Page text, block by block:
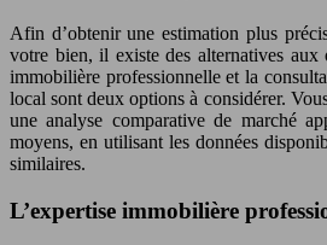
Afin d’obtenir une estimation plus
votre bien, il existe des alternatives aux
immobilière professionnelle et la
local sont deux options à considérer.
une analyse comparative de marché
moyens, en utilisant les données
similaires.
L’expertise immobilière